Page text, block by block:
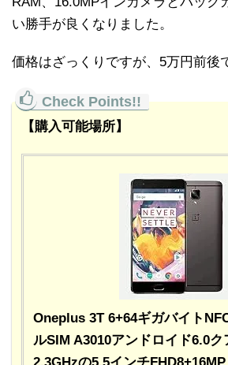
い勝手が良くなりました。
価格はざっくりですが、5万円前後
【購入可能場所】
Oneplus 3T 6+64ギガバイト
ルSIM A3010アンドロイド6.0ク